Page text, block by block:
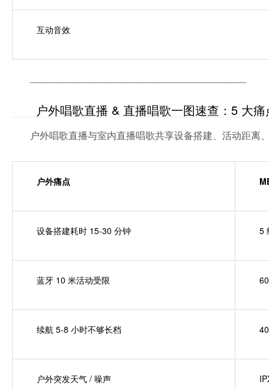
互动音效
户外唱歌直播 & 直播唱歌一图速查：5 大
户外唱歌直播与室内直播唱歌共享设备搭建、活动距
户外痛点
设备搭建耗时 15-30 分钟 5
蓝牙 10 米活动受限
续航 5-8 小时不够长档
户外突发天气 / 噪声